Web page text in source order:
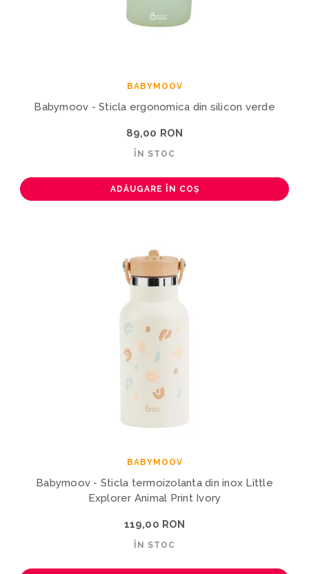
BABYMOOV
Babymoov - Sticla ergonomica din silicon verde
89,00 RON
ÎN STOC
ADĂUGARE ÎN COȘ
BABYMOOV
Babymoov - Sticla termoizolanta din inox Little
Explorer Animal Print Ivory
119,00 RON
ÎN STOC